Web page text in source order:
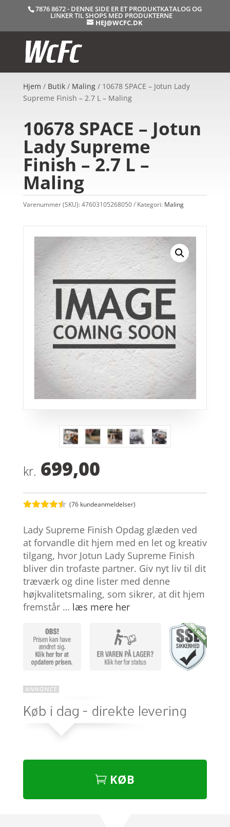
7876 8672 - DENNE SIDE ER ET PRODUKTKATALOG OG
LINKER TIL SHOPS MED PRODUKTERNE
HEJ@WCFC.DK
Hjem / Butik/ Maling/ 10678 SPACE – Jotun Lady
Supreme Finish – 2.7 L – Maling
10678 SPACE – Jotun
Lady Supreme
Finish – 2.7 L –
Maling
Varenummer (SKU):47603105268050 Kategori: Maling
kr. 699,00
ud af 5
baseret
på
kundebedø
mmelser
(76 kundeanmeldelser)
Lady Supreme Finish Opdag glæden ved
at forvandle dit hjem med en let og kreativ
tilgang, hvor Jotun Lady Supreme Finish
bliver din trofaste partner. Giv nyt liv til dit
træværk og dine lister med denne
højkvalitetsmaling, som sikrer, at dit hjem
fremstår … læs mere her
KØB